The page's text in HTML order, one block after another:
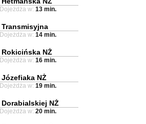
Dojeżdża w: 13 min.
Transmisyjna
Dojeżdża w: 14 min.
Rokicińska NŻ
Dojeżdża w: 16 min.
Józefiaka NŻ
Dojeżdża w: 19 min.
Dorabialskiej NŻ
Dojeżdża w: 20 min.